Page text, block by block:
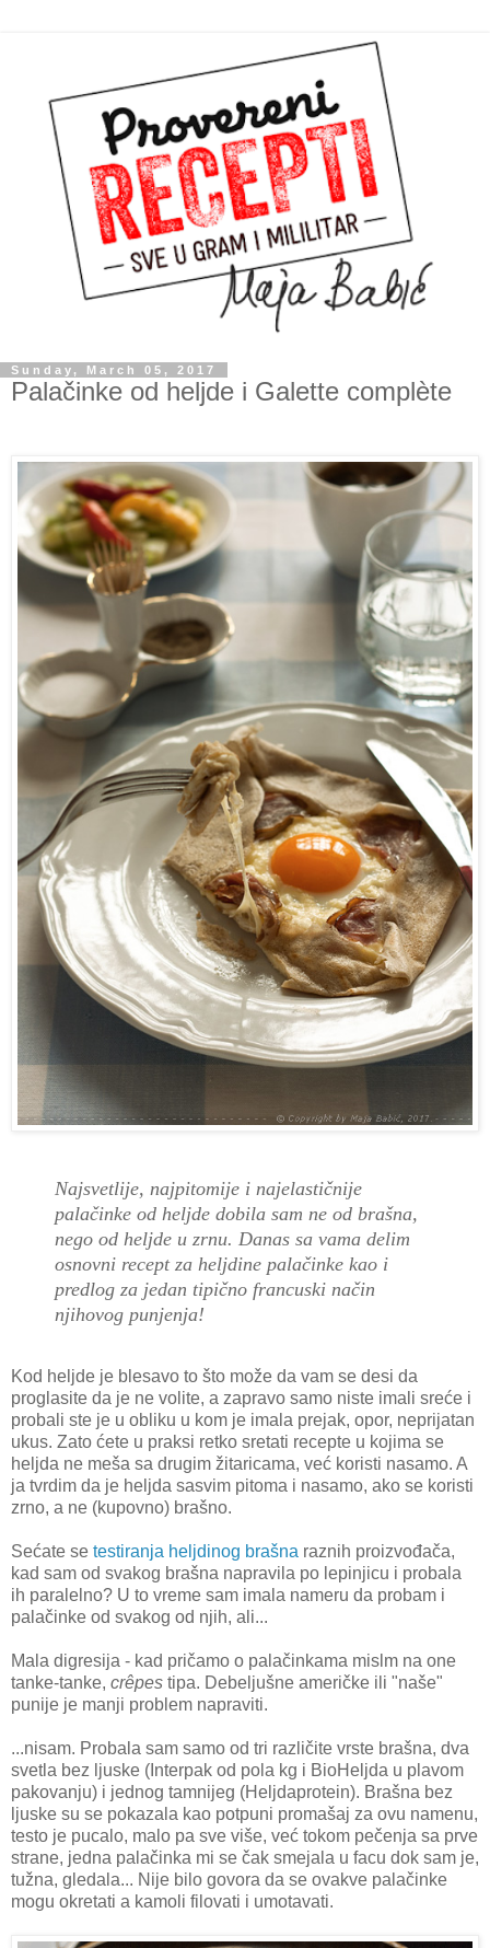
Sunday, March 05, 2017
Palačinke od heljde i Galette complète
Najsvetlije, najpitomije i najelastičnije
palačinke od heljde dobila sam ne od brašna,
nego od heljde u zrnu. Danas sa vama delim
osnovni recept za heljdine palačinke kao i
predlog za jedan tipično francuski način
njihovog punjenja!
Kod heljde je blesavo to što može da vam se desi da
proglasite da je ne volite, a zapravo samo niste imali sreće i
probali ste je u obliku u kom je imala prejak, opor, neprijatan
ukus. Zato ćete u praksi retko sretati recepte u kojima se
heljda ne meša sa drugim žitaricama, već koristi nasamo. A
ja tvrdim da je heljda sasvim pitoma i nasamo, ako se koristi
zrno, a ne (kupovno) brašno.
Sećate se testiranja heljdinog brašna raznih proizvođača,
kad sam od svakog brašna napravila po lepinjicu i probala
ih paralelno? U to vreme sam imala nameru da probam i
palačinke od svakog od njih, ali...
Mala digresija - kad pričamo o palačinkama mislm na one
tanke-tanke, crêpes tipa. Debeljušne američke ili "naše"
punije je manji problem napraviti.
...nisam. Probala sam samo od tri različite vrste brašna, dva
svetla bez ljuske (Interpak od pola kg i BioHeljda u plavom
pakovanju) i jednog tamnijeg (Heljdaprotein). Brašna bez
ljuske su se pokazala kao potpuni promašaj za ovu namenu,
testo je pucalo, malo pa sve više, već tokom pečenja sa prve
strane, jedna palačinka mi se čak smejala u facu dok sam je,
tužna, gledala... Nije bilo govora da se ovakve palačinke
mogu okretati a kamoli filovati i umotavati.